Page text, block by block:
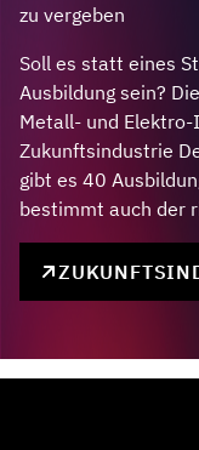
zu vergeben
Soll es statt eines
Ausbildung sein?
Metall- und
Zukunftsindustrie
gibt es 40
bestimmt auch der